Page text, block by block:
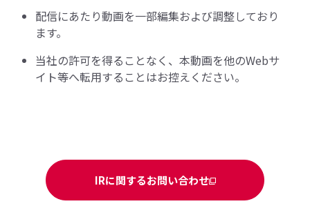
配信にあたり動画を一部編集および調整しており
ます。
当社の許可を得ることなく、本動画を他のWebサ
イト等へ転用することはお控えください​。
IRに関するお問い合わせ